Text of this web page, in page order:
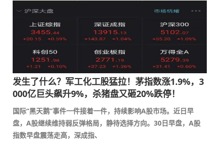
发生了什么？军工化工股猛拉！茅指数涨1.9%，3
000亿巨头飙升9%，杀猪盘又砸20%跌停！
国际“黑天鹅”事件一件接着一件，持续影响A股市场。近日早
盘，A股继续维持弱反弹格局，静待选择方向。30日早盘，A股
指数早盘震荡走高，深成指、